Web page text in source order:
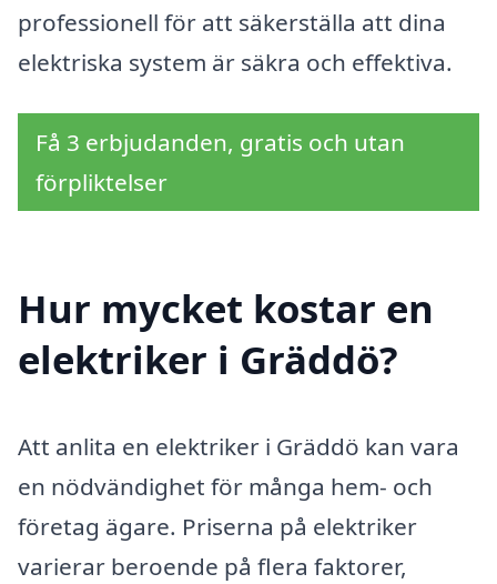
professionell för att säkerställa att dina
elektriska system är säkra och effektiva.
Få 3 erbjudanden, gratis och utan
förpliktelser
Hur mycket kostar en
elektriker i Gräddö?
Att anlita en elektriker i Gräddö kan vara
en nödvändighet för många hem- och
företag ägare. Priserna på elektriker
varierar beroende på flera faktorer,